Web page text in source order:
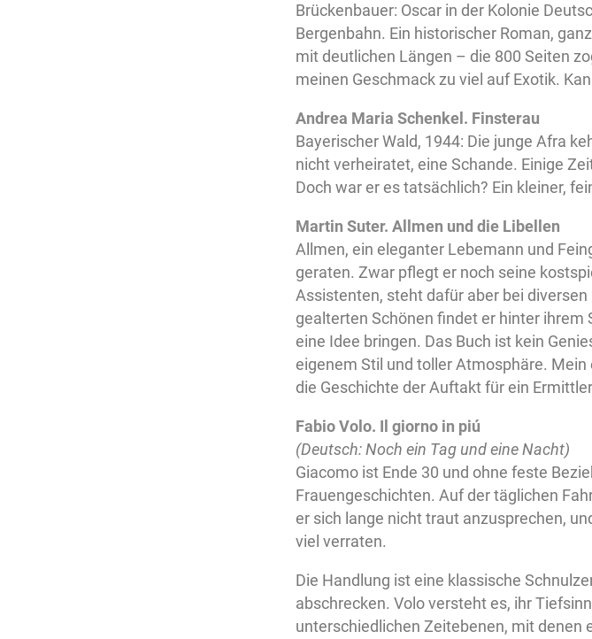
Brückenbauer: Oscar in der Kolonie
Bergenbahn. Ein historischer Roman,
mit deutlichen Längen – die 800 Seiten
meinen Geschmack zu viel auf Exotik.
Andrea Maria Schenkel. Finsterau
Bayerischer Wald, 1944: Die junge Afra
nicht verheiratet, eine Schande. Einige
Doch war er es tatsächlich? Ein kleiner,
Martin Suter. Allmen und die Libellen
Allmen, ein eleganter Lebemann und
geraten. Zwar pflegt er noch seine
Assistenten, steht dafür aber bei
gealterten Schönen findet er hinter
eine Idee bringen. Das Buch ist kein
eigenem Stil und toller Atmosphäre.
die Geschichte der Auftakt für ein
Fabio Volo. Il giorno in piú
(Deutsch: Noch ein Tag und eine Nacht)
Giacomo ist Ende 30 und ohne feste
Frauengeschichten. Auf der täglichen
er sich lange nicht traut anzusprechen,
viel verraten.
Die Handlung ist eine klassische
abschrecken. Volo versteht es, ihr
unterschiedlichen Zeitebenen, mit denen